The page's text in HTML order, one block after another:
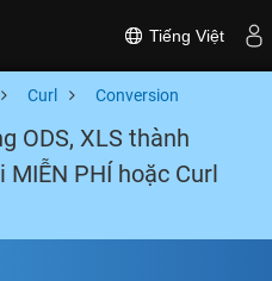
Tiếng Việt
Curl Conversion
ODS, XLS thành
MIỄN PHÍ hoặc Curl